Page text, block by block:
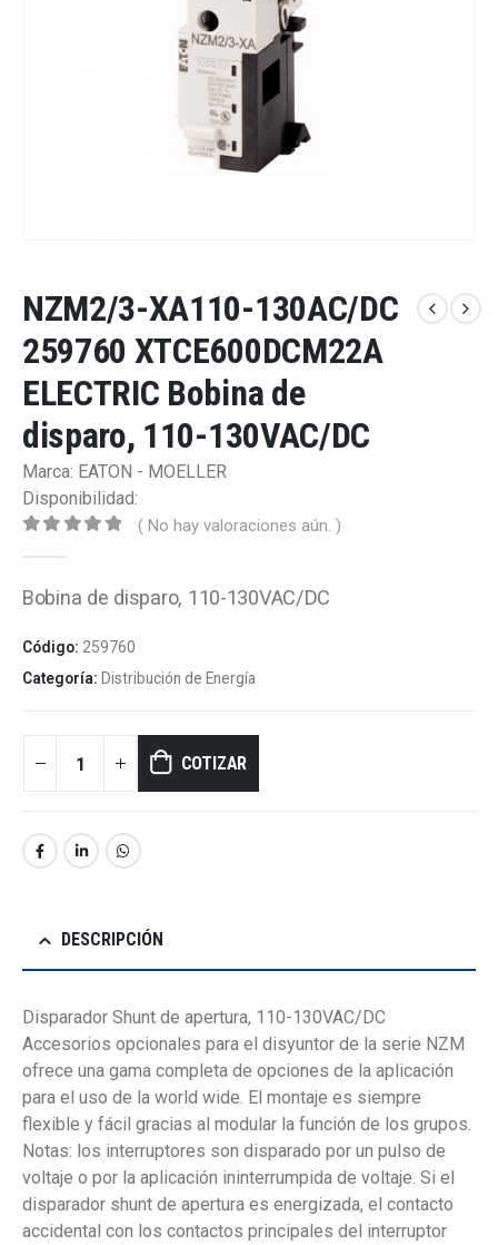
NZM2/3-XA110-130AC/DC
259760 XTCE600DCM22A
ELECTRIC Bobina de
disparo, 110-130VAC/DC
Marca: EATON - MOELLER
Disponibilidad:
( No hay valoraciones aún. )
Bobina de disparo, 110-130VAC/DC
Código: 259760
Categoría: Distribución de Energía
COTIZAR
DESCRIPCIÓN
Disparador Shunt de apertura, 110-130VAC/DC
Accesorios opcionales para el disyuntor de la serie NZM
ofrece una gama completa de opciones de la aplicación
para el uso de la world wide. El montaje es siempre
flexible y fácil gracias al modular la función de los grupos.
Notas: los interruptores son disparado por un pulso de
voltaje o por la aplicación ininterrumpida de voltaje. Si el
disparador shunt de apertura es energizada, el contacto
accidental con los contactos principales del interruptor